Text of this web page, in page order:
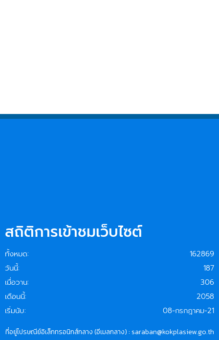
สถิติการเข้าชมเว็บไซต์
162869
ทั้งหมด:
187
วันนี้:
306
เมื่อวาน:
2058
เดือนนี้:
08-กรกฎาคม-21
เริ่มนับ:
ที่อยู่ไปรษณีย์อิเล็กทรอนิกส์กลาง (อีเมลกลาง) : saraban@kokplasiew.go.th